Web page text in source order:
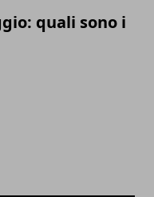
quali sono i